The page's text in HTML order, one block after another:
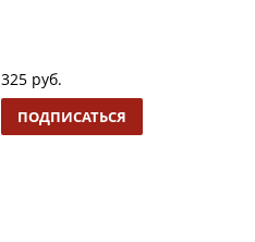
325 руб.
ПОДПИСАТЬСЯ